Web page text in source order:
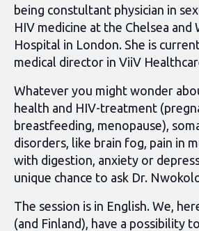
being constultant physician in
HIV medicine at the Chelsea and
Hospital in London. She is
medical director in ViiV
Whatever you might wonder
health and HIV-treatment
breastfeeding, menopause),
disorders, like brain fog, pain in
with digestion, anxiety or
unique chance to ask Dr.
The session is in English. We,
(and Finland), have a possibility